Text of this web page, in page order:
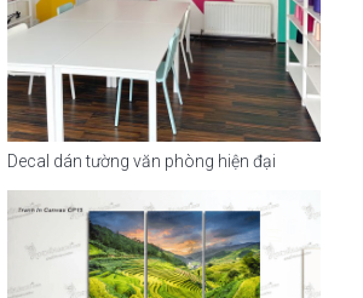
Decal dán tường văn phòng hiện đại